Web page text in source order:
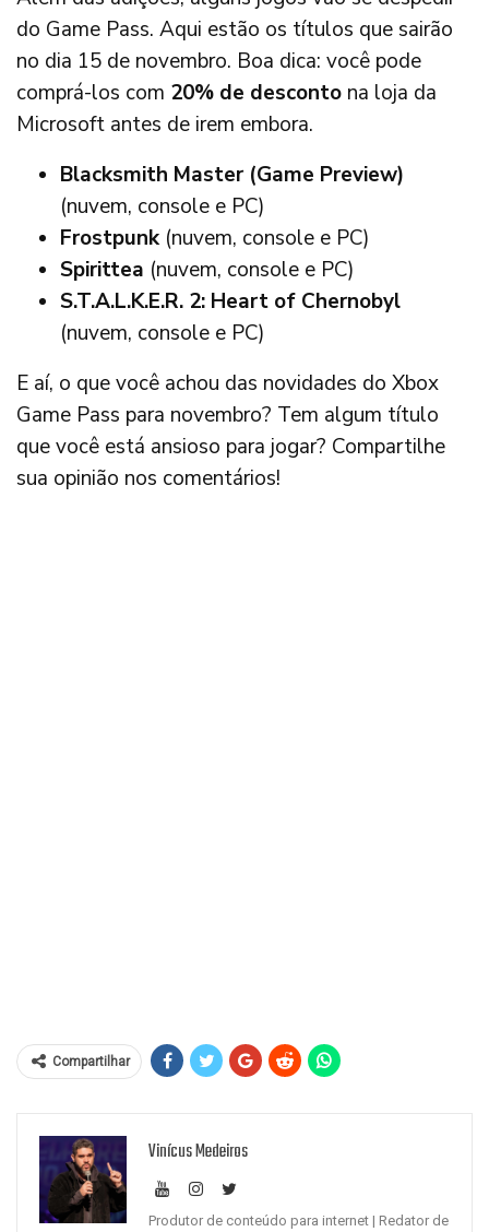
do Game Pass. Aqui estão os títulos que sairão
no dia 15 de novembro. Boa dica: você pode
comprá-los com 20% de desconto na loja da
Microsoft antes de irem embora.
Blacksmith Master (Game Preview)
(nuvem, console e PC)
Frostpunk(nuvem, console e PC)
Spirittea (nuvem, console e PC)
S.T.A.L.K.E.R. 2: Heart of Chernobyl
(nuvem, console e PC)
E aí, o que você achou das novidades do Xbox
Game Pass para novembro? Tem algum título
que você está ansioso para jogar? Compartilhe
sua opinião nos comentários!
Compartilhar
Vinícus Medeiros
Produtor de conteúdo para internet | Redator de